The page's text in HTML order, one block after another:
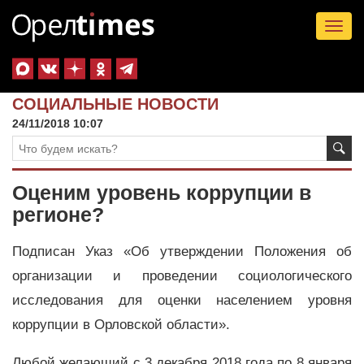
СОЦИАЛЬНЫЕ НОВОСТИ
24/11/2018 10:07
Оценим уровень коррупции в
регионе?
Подписан Указ «Об утверждении Положения об
организации и проведении социологического
исследования для оценки населением уровня
коррупции в Орловской области».